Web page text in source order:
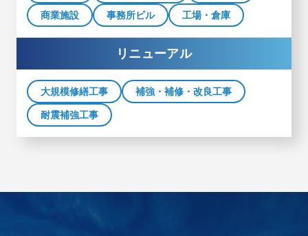
商業施設 事務所ビル 工場・倉庫
リニューアル
大規模修繕工事 補強・補修・改良工事
耐震補強工事